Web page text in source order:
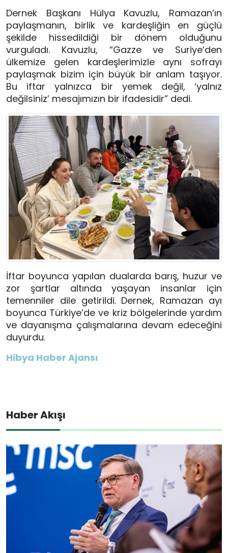
Dernek Başkanı Hülya Kavuzlu, Ramazan’ın
paylaşmanın, birlik ve kardeşliğin en güçlü
şekilde hissedildiği bir dönem olduğunu
vurguladı. Kavuzlu, “Gazze ve Suriye’den
ülkemize gelen kardeşlerimizle aynı sofrayı
paylaşmak bizim için büyük bir anlam taşıyor.
Bu iftar yalnızca bir yemek değil, ‘yalnız
değilsiniz’ mesajımızın bir ifadesidir” dedi.
İftar boyunca yapılan dualarda barış, huzur ve
zor şartlar altında yaşayan insanlar için
temenniler dile getirildi. Dernek, Ramazan ayı
boyunca Türkiye’de ve kriz bölgelerinde yardım
ve dayanışma çalışmalarına devam edeceğini
duyurdu.
Hibya Haber Ajansı
Haber Akışı